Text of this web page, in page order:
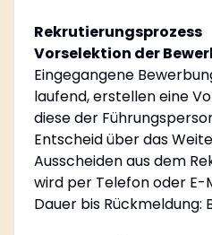
Rekrutierungsprozess
Vorselektion der
Eingegangene
laufend, erstellen eine
diese der
Entscheid über das
Ausscheiden aus dem
wird per Telefon oder E-
Dauer bis Rückmeldung: